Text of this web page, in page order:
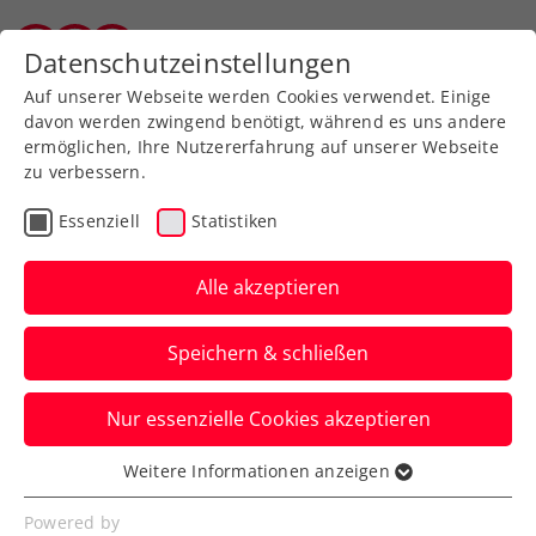
Zurück zur Newsübersicht
Turniere
Oberleitner/Schwärzler
verpassen Krönung beim
Generali Open Kitzbühel
Das ÖTV-Doppel muss sich beim ATP-
Heimturnier im Finale beugen. Im Einzel
triumphiert Alexander Bublik.
Verfasst von: ChatGPT / Presseaussendung / Redaktion,
Datenschutzeinstellungen
Auf unserer Webseite werden Cookies verwendet. Einige
davon werden zwingend benötigt, während es uns andere
ermöglichen, Ihre Nutzererfahrung auf unserer Webseite
zu verbessern.
Essenziell Statistiken
Alle akzeptieren
Speichern & schließen
Nur essenzielle Cookies akzeptieren
Essenziell
Essenzielle Cookies werden für grundlegende
Weitere Informationen anzeigen
Powered by